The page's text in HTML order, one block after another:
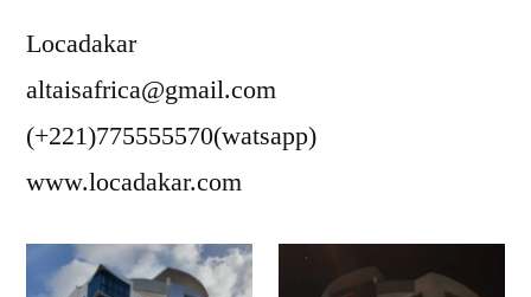
Locadakar
altaisafrica@gmail.com
(+221)775555570(watsapp)
www.locadakar.com